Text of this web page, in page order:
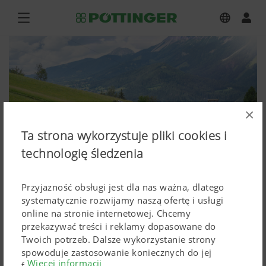
×
Ta strona wykorzystuje pliki cookies i
technologię śledzenia
Przyjazność obsługi jest dla nas ważna, dlatego
systematycznie rozwijamy naszą ofertę i usługi
online na stronie internetowej. Chcemy
przekazywać treści i reklamy dopasowane do
Twoich potrzeb. Dalsze wykorzystanie strony
spowoduje zastosowanie koniecznych do jej
Więcej informacji
NOVACAT F 2700 ALPIN, NOVACAT F
3100 ALPIN